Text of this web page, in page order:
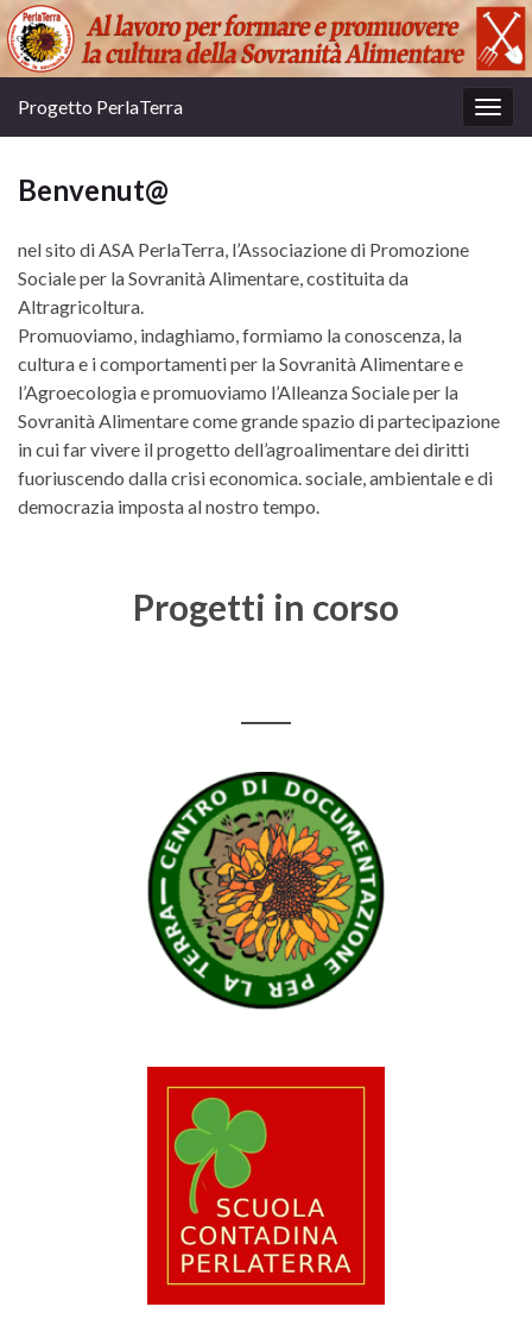
la
Progetto PerlaTerra
Benvenut@
nel sito di ASA PerlaTerra, l’Associazione di Promozione
Sociale per la Sovranità Alimentare, costituita da
Altragricoltura.
Promuoviamo, indaghiamo, formiamo la conoscenza, la
cultura e i comportamenti per la Sovranità Alimentare e
l’Agroecologia e promuoviamo l’Alleanza Sociale per la
Sovranità Alimentare come grande spazio di partecipazione
in cui far vivere il progetto dell’agroalimentare dei diritti
fuoriuscendo dalla crisi economica. sociale, ambientale e di
democrazia imposta al nostro tempo.
Progetti in corso